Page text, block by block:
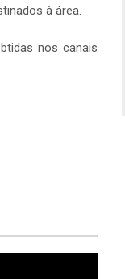
à área.
nos canais